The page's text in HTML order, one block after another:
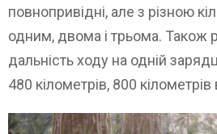
повнопривідні, але з різною
одним, двома і трьома. Також
дальність ходу на одній
480 кілометрів, 800 кілометрів